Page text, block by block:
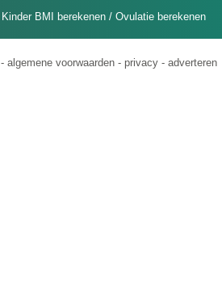
Kinder BMI berekenen / Ovulatie berekenen
- algemene voorwaarden - privacy - adverteren